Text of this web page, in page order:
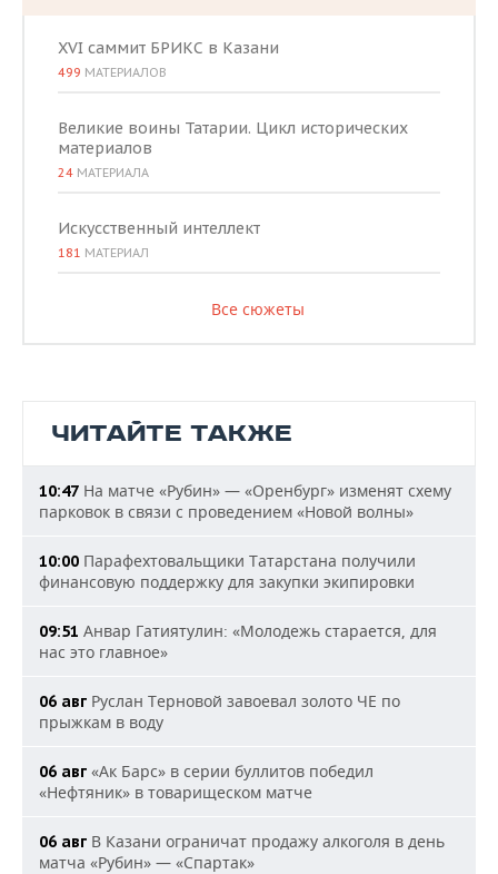
XVI саммит БРИКС в Казани
499 МАТЕРИАЛОВ
Великие воины Татарии. Цикл исторических
материалов
24 МАТЕРИАЛА
Искусственный интеллект
181 МАТЕРИАЛ
Все сюжеты
ЧИТАЙТЕ ТАКЖЕ
10:47 На матче «Рубин» — «Оренбург» изменят схему
парковок в связи с проведением «Новой волны»
10:00 Парафехтовальщики Татарстана получили
финансовую поддержку для закупки экипировки
09:51 Анвар Гатиятулин: «Молодежь старается, для
нас это главное»
06 авг Руслан Терновой завоевал золото ЧЕ по
прыжкам в воду
06 авг «Ак Барс» в серии буллитов победил
«Нефтяник» в товарищеском матче
06 авг В Казани ограничат продажу алкоголя в день
матча «Рубин» — «Спартак»